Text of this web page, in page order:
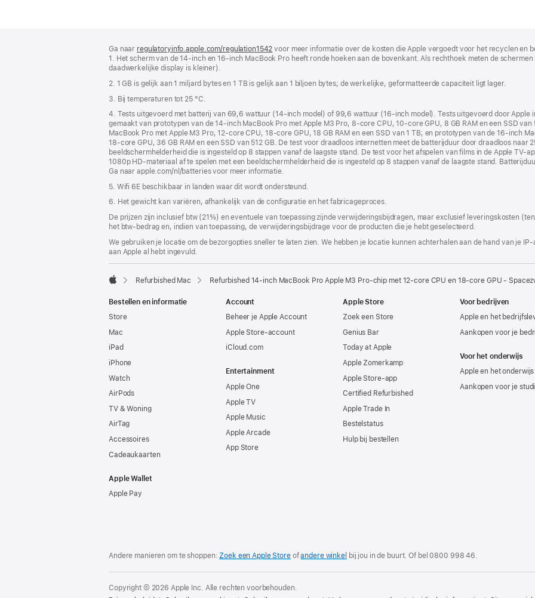
Ga naar regulatoryinfo.apple.com/regulation1542 (wordt
in
geopend)
voor meer informatie over de kosten die Apple vergoedt voor het recyclen en
1. Het scherm van de 14‑inch en 16‑inch MacBook Pro heeft ronde hoeken aan de bovenkant. Als rechthoek meten de
daadwerkelijke display is kleiner).
2. 1 GB is gelijk aan 1 miljard bytes en 1 TB is gelijk aan 1 biljoen bytes; de werkelijke, geformatteerde capaciteit ligt lager.
3. Bij temperaturen tot 25 °C.
4. Tests uitgevoerd met batterij van 69,6 wattuur (14‑inch model) of 99,6 wattuur (16‑inch model). Tests uitgevoerd door Apple
gemaakt van prototypen van de 14‑inch MacBook Pro met Apple M3 Pro, 8‑core CPU, 10‑core GPU, 8 GB RAM en een SSD
MacBook Pro met Apple M3 Pro, 12‑core CPU, 18‑core GPU, 18 GB RAM en een SSD van 1 TB; en prototypen van de 16‑inch
18‑core GPU, 36 GB RAM en een SSD van 512 GB. De test voor draadloos internetten meet de batterijduur door draadloos naar
beeldscherm­helderheid die is ingesteld op 8 stappen vanaf de laagste stand. De test voor het afspelen van films in de Apple TV-
1080p HD-materiaal af te spelen met een beeldscherm­helderheid die is ingesteld op 8 stappen vanaf de laagste stand.
Ga naar apple.com/nl/batteries voor meer informatie.
5. Wifi 6E beschikbaar in landen waar dit wordt ondersteund.
6. Het gewicht kan variëren, afhankelijk van de configuratie en het fabricageproces.
De prijzen zijn inclusief btw (21%) en eventuele van toepassing zijnde verwijderingsbijdragen, maar exclusief leveringskosten
het btw-bedrag en, indien van toepassing, de verwijderingsbijdrage voor de producten die je hebt geselecteerd.
We gebruiken je locatie om de bezorgopties sneller te laten zien. We hebben je locatie kunnen achterhalen aan de hand van je
aan Apple al hebt ingevuld.
Refurbished Mac Refurbished 14‑inch MacBook Pro Apple M3 Pro-chip met 12‑core CPU en 18‑core GPU -
Bestellen en informatie
Store
Mac
iPad
iPhone
Watch
AirPods
TV & Woning
AirTag
Accessoires
Cadeaukaarten
Apple Wallet
Apple Pay
Account
Beheer je Apple Account
Apple Store-account
iCloud.com
Entertainment
Apple One
Apple TV
Apple Music
Apple Arcade
App Store
Apple Store
Zoek een Store
Genius Bar
Today at Apple
Apple Zomerkamp
Apple Store-app
Certified Refurbished
Apple Trade In
Bestelstatus
Hulp bij bestellen
Voor bedrijven
Apple en het
Aankopen voor je
Voor het onderwijs
Apple en het onderwijs
Aankopen voor je
Andere manieren om te shoppen:Zoek een Apple Storeofandere winkel bij jou in de buurt. Of bel0800 998 46.
Copyright © 2026 Apple Inc. Alle rechten voorbehouden.